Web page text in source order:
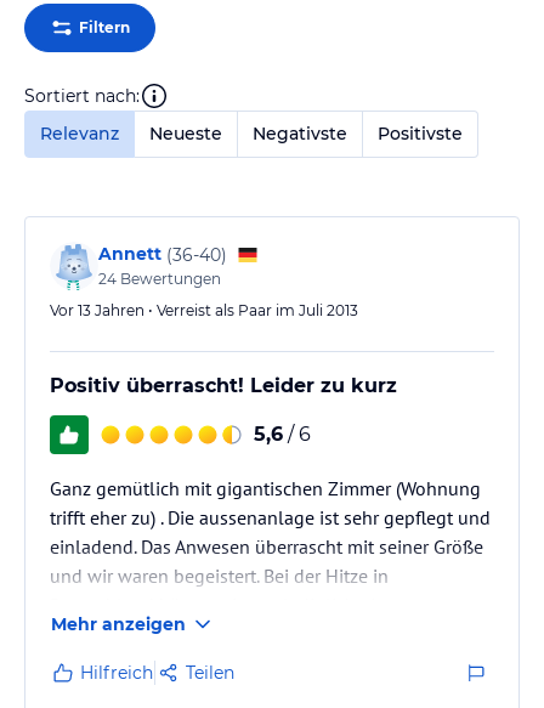
Filtern
Sortiert nach:
Relevanz
Neueste Negativste Positivste
Annett (36-40)
24 Bewertungen
Vor 13 Jahren • Verreist als Paar im Juli 2013
Positiv überrascht! Leider zu kurz
5,6 / 6
Ganz gemütlich mit gigantischen Zimmer (Wohnung
trifft eher zu) . Die aussenanlage ist sehr gepflegt und
einladend. Das Anwesen überrascht mit seiner Größe
und wir waren begeistert. Bei der Hitze in
Kühlschrank gewünscht. Zu erwähnen wäre vielleicht
noch, dass die Parkplätze am Haus knapp bemessen
sind und es schon mal eng zu gehen kann.
Mehr anzeigen
Hilfreich Teilen